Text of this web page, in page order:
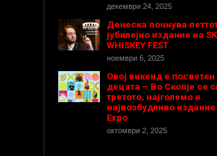
декември 24, 2025
Денеска почнува
јубилејно издание на
WHISKEY FEST
ноември 6, 2025
Овој викенд е посветен
децата – Во Скопје се
третото, најголемо и
највозбудливо издание
Expo
октомври 2, 2025